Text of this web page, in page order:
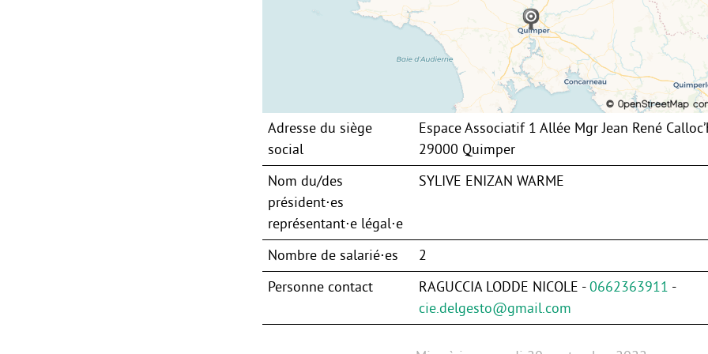
Adresse du siège
social
Espace Associatif 1 Allée Mgr Jean René
29000 Quimper
Nom du/des
président⋅es
représentant⋅e légal⋅e
SYLIVE ENIZAN WARME
Nombre de salarié⋅es
2
Personne contact
RAGUCCIA LODDE NICOLE - 0662363911 -
cie.delgesto@gmail.com